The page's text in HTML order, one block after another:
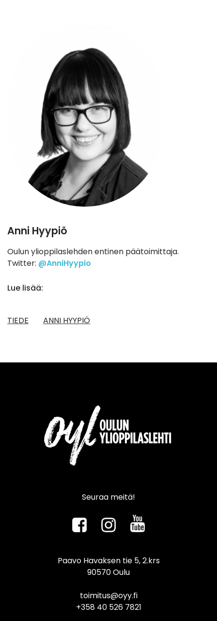
Anni Hyypiö
Oulun ylioppilaslehden entinen päätoimittaja.
Twitter: @AnniHyypio
Lue lisää:
TIEDE ANNI HYYPIÖ
Seuraa meitä!
Paavo Havaksen tie 5, 2.krs
90570 Oulu
toimitus@oyy.fi
+358 40 526 7821